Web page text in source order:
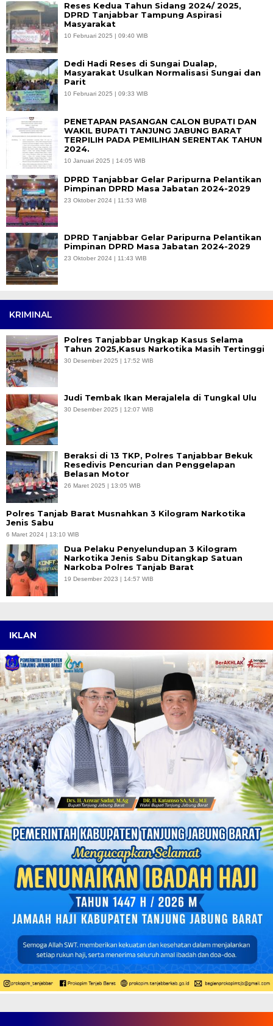
Reses Kedua Tahun Sidang 2024/ 2025,
DPRD Tanjabbar Tampung Aspirasi
Masyarakat
10 Februari 2025 | 09:40 WIB
Dedi Hadi Reses di Sungai Dualap,
Masyarakat Usulkan Normalisasi Sungai dan
Parit
10 Februari 2025 | 09:33 WIB
PENETAPAN PASANGAN CALON BUPATI DAN
WAKIL BUPATI TANJUNG JABUNG BARAT
TERPILIH PADA PEMILIHAN SERENTAK TAHUN
2024.
10 Januari 2025 | 14:05 WIB
DPRD Tanjabbar Gelar Paripurna Pelantikan
Pimpinan DPRD Masa Jabatan 2024-2029
23 Oktober 2024 | 11:53 WIB
DPRD Tanjabbar Gelar Paripurna Pelantikan
Pimpinan DPRD Masa Jabatan 2024-2029
23 Oktober 2024 | 11:43 WIB
KRIMINAL
Polres Tanjabbar Ungkap Kasus Selama
Tahun 2025,Kasus Narkotika Masih Tertinggi
30 Desember 2025 | 17:52 WIB
Judi Tembak Ikan Merajalela di Tungkal Ulu
30 Desember 2025 | 12:07 WIB
Beraksi di 13 TKP, Polres Tanjabbar Bekuk
Resedivis Pencurian dan Penggelapan
Belasan Motor
26 Maret 2025 | 13:05 WIB
Polres Tanjab Barat Musnahkan 3 Kilogram Narkotika
Jenis Sabu
6 Maret 2024 | 13:10 WIB
Dua Pelaku Penyelundupan 3 Kilogram
Narkotika Jenis Sabu Ditangkap Satuan
Narkoba Polres Tanjab Barat
19 Desember 2023 | 14:57 WIB
IKLAN